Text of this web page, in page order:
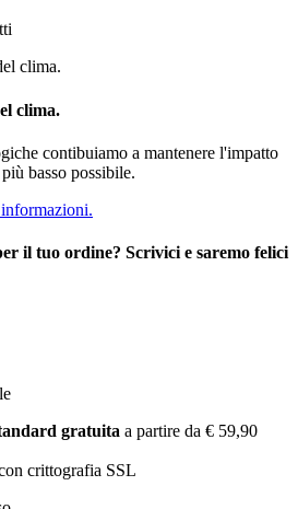
clima.
contibuiamo a mantenere l'impatto
basso possibile.
il tuo ordine? Scrivici e saremo felici
gratuita a partire da € 59,90
crittografia SSL